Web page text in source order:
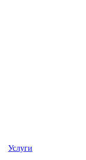
Услуги